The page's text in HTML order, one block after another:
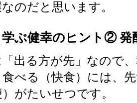
のだと思います。
学ぶ健幸のヒント② 発
出る方が先」なので
べる（快食）には、
がたいせつです。